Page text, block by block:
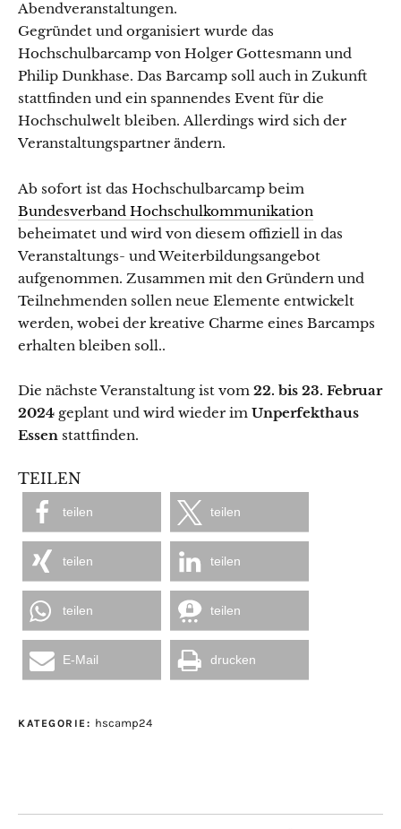
Abendveranstaltungen.
Gegründet und organisiert wurde das
Hochschulbarcamp von Holger Gottesmann und
Philip Dunkhase. Das Barcamp soll auch in Zukunft
stattfinden und ein spannendes Event für die
Hochschulwelt bleiben. Allerdings wird sich der
Veranstaltungspartner ändern.
Ab sofort ist das Hochschulbarcamp beim
Bundesverband Hochschulkommunikation
beheimatet und wird von diesem offiziell in das
Veranstaltungs- und Weiterbildungsangebot
aufgenommen. Zusammen mit den Gründern und
Teilnehmenden sollen neue Elemente entwickelt
werden, wobei der kreative Charme eines Barcamps
erhalten bleiben soll..
Die nächste Veranstaltung ist vom 22. bis 23. Februar
2024 geplant und wird wieder im Unperfekthaus
Essen stattfinden.
TEILEN
teilen teilen
teilen teilen
teilen teilen
E-Mail drucken
KATEGORIE: hscamp24